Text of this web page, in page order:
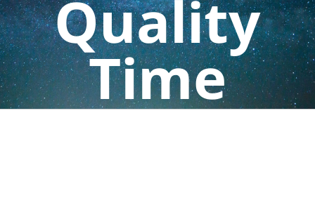
Quality
Time